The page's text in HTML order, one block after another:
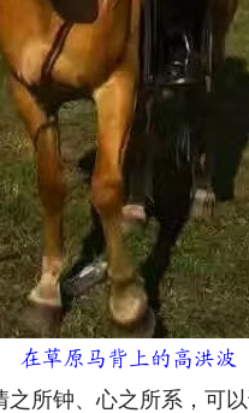
在草原马背上的高洪波
所钟、心之所系，可